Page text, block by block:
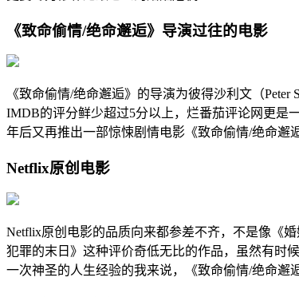
《致命偷情/绝命邂逅》导演过往的电影
《致命偷情/绝命邂逅》的导演为彼得沙利文（
IMDB的评分鲜少超过5分以上，烂番茄评论网更是
年后又再推出一部惊悚剧情电影《致命偷情/绝命邂
Netflix原创电影
Netflix原创电影的品质向来都参差不齐，不是像《
犯罪的末日》这种评价奇低无比的作品，虽然有时
一次神圣的人生经验的我来说，《致命偷情/绝命邂